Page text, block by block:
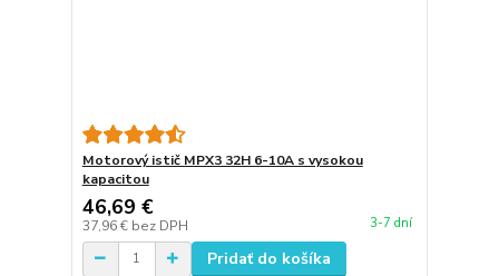
Motorový istič MPX3 32H 6-10A s vysokou
kapacitou
46,69 €
37,96 € bez DPH 3-7 dní
Pridať do košíka